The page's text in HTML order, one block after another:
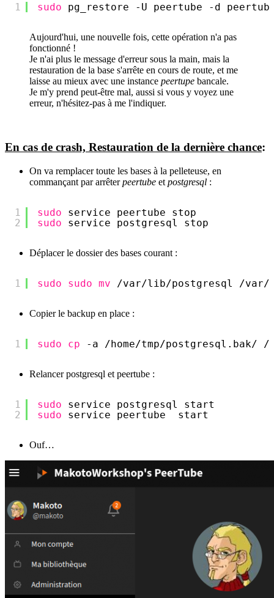
1 sudo pg_restore -U peertube -d
Aujourd'hui, une nouvelle fois, cette opération n'a pas
fonctionné !
Je n'ai plus le message d'erreur sous la main, mais la
restauration de la base s'arrête en cours de route, et me
laisse au mieux avec une instance peertupe bancale.
Je m'y prend peut-être mal, aussi si vous y voyez une
erreur, n'hésitez-pas à me l'indiquer.
En cas de crash, Restauration de la dernière chance:
On va remplacer toute les bases à la pelleteuse, en
commançant par arrêterpeertube et postgresql :
1
2
sudo
service peertube stop
sudo
service postgresql stop
Déplacer le dossier des bases courant :
1 sudo sudo mv /var/lib/postgresql /var/
Copier le backup en place :
1 sudo cp -a /home/tmp/postgresql .bak/ /
Relancer postgresql et peertube :
1
2
sudo
service postgresql start
sudo
service peertube  start
Ouf…